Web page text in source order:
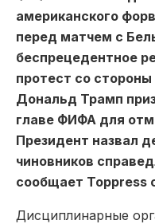
американского
перед матчем с
беспрецедентное
протест со
Дональд Трамп
главе ФИФА для
Президент назвал
чиновников
сообщает Toppress
Дисциплинарные